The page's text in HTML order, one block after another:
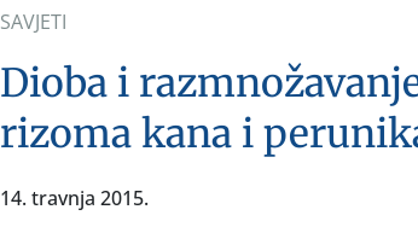
SAVJETI
Dioba i
rizoma kana i
14. travnja 2015.